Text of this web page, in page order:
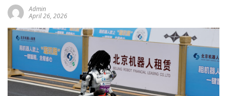
Admin
April 26, 2026